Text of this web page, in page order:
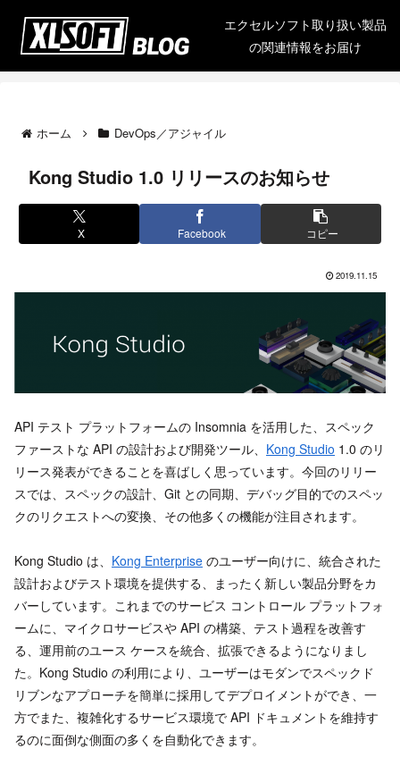
エクセルソフト取り扱い製品
の関連情報をお届け
ホーム DevOps／アジャイル
Kong Studio 1.0 リリースのお知らせ
X Facebook コピー
2019.11.15
API テスト プラットフォームの Insomnia を活用した、スペック
ファーストな API の設計および開発ツール、 Kong Studio 1.0 のリ
リース発表ができることを喜ばしく思っています。今回のリリー
スでは、スペックの設計、Git との同期、デバッグ目的でのスペッ
クのリクエストへの変換、その他多くの機能が注目されます。
Kong Studio は、 Kong Enterprise のユーザー向けに、統合された
設計およびテスト環境を提供する、まったく新しい製品分野をカ
バーしています。これまでのサービス コントロール プラットフォ
ームに、マイクロサービスや API の構築、テスト過程を改善す
る、運用前のユース ケースを統合、拡張できるようになりまし
た。Kong Studio の利用により、ユーザーはモダンでスペックド
リブンなアプローチを簡単に採用してデプロイメントができ、一
方でまた、複雑化するサービス環境で API ドキュメントを維持す
るのに面倒な側面の多くを自動化できます。